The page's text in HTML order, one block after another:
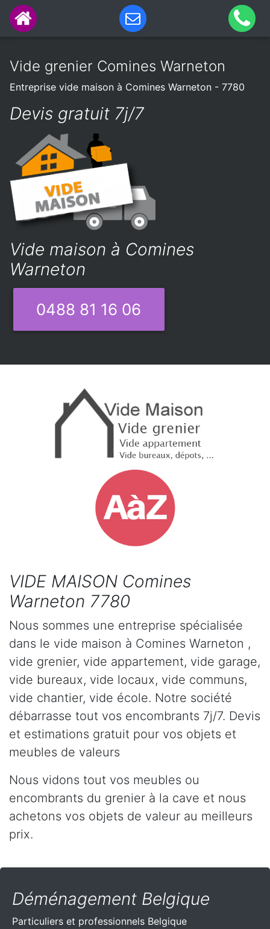
Vide grenier Comines Warneton
Entreprise vide maison à Comines Warneton - 7780
Devis gratuit 7j/7
Vide maison à Comines
Warneton
0488 81 16 06
VIDE MAISON Comines
Warneton 7780
Nous sommes une entreprise spécialisée
dans le vide maison à Comines Warneton ,
vide grenier, vide appartement, vide garage,
vide bureaux, vide locaux, vide communs,
vide chantier, vide école. Notre société
débarrasse tout vos encombrants 7j/7. Devis
et estimations gratuit pour vos objets et
meubles de valeurs
Nous vidons tout vos meubles ou
encombrants du grenier à la cave et nous
achetons vos objets de valeur au meilleurs
prix.
Déménagement Belgique
Particuliers et professionnels Belgique